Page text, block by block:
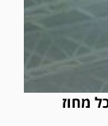
מחוז